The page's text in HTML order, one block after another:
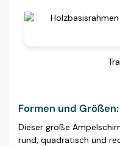
Formen und Größen:
Dieser große
rund, quadratisch und